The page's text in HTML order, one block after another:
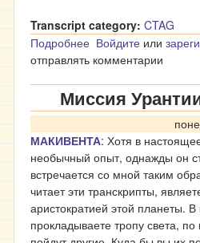
Transcript category: CTAG
Подробнее о Миссия Урантии -
Войдите или
отправлять комментарии
Миссия
МАКИВЕНТА: Хотя в
необычный опыт, однажды он
встречается со мной таким
читает эти транскрипты,
аристократией этой планеты. В
прокладываете тропу света,